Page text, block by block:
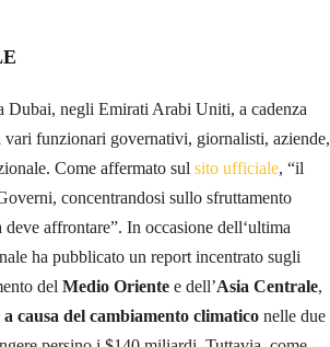
Dubai, negli Emirati Arabi Uniti, a cadenza
vari funzionari governativi, giornalisti, aziende,
Come affermato sul sito ufficiale, “il
concentrandosi sullo sfruttamento
affrontare”. In occasione dell‘ultima
ha pubblicato un report incentrato sugli
del Medio Oriente e dell’Asia Centrale,
a causa del cambiamento climatico nelle due